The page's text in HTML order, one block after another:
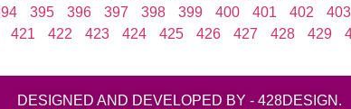
395 396 397 398 399 400 401 402 403
421 422 423 424 425 426 427 428 429
DESIGNED AND DEVELOPED BY - 428DESIGN.